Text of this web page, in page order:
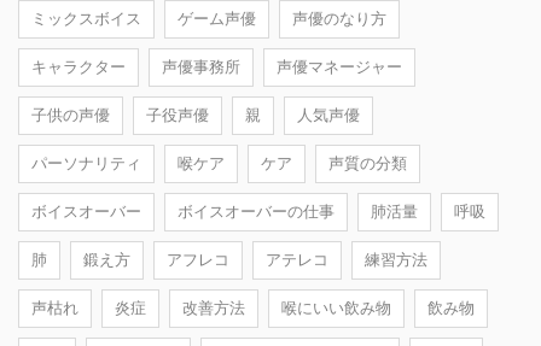
ミックスボイス ゲーム声優 声優のなり方
キャラクター 声優事務所 声優マネージャー
子供の声優 子役声優 親 人気声優
パーソナリティ 喉ケア ケア 声質の分類
ボイスオーバー ボイスオーバーの仕事 肺活量 呼吸
肺 鍛え方 アフレコ アテレコ 練習方法
声枯れ 炎症 改善方法 喉にいい飲み物 飲み物